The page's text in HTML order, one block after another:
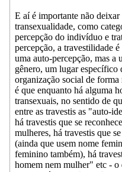
E aí é importante não
transexualidade, como
percepção do indivíduo e
percepção, a travestilidade
uma auto-percepção, mas a
gênero, um lugar específico
organização social de
é que enquanto há alguma
transexuais, no sentido de
entre as travestis as "auto-
há travestis que se
mulheres, há travestis que
(ainda que usem nome
feminino também), há
homem nem mulher" etc - o